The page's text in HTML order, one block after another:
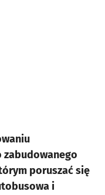
zabudowanego
poruszać się
i